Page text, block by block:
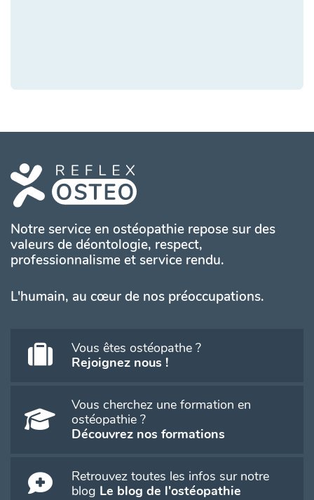
Notre service en ostéopathie repose sur des
valeurs de déontologie, respect,
professionnalisme et service rendu.
L'humain, au cœur de nos préoccupations.
Vous êtes ostéopathe ?
Rejoignez nous !
Vous cherchez une formation en
ostéopathie ?
Découvrez nos formations
Retrouvez toutes les infos sur notre
blog Le blog de l'ostéopathie